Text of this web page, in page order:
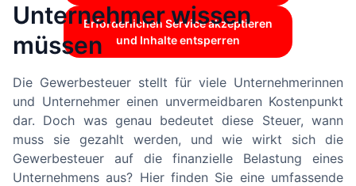
Erforderlichen Service akzeptieren
und Inhalte entsperren
Unternehmer wissen
müssen
Die Gewerbesteuer stellt für viele Unternehmerinnen
und Unternehmer einen unvermeidbaren Kostenpunkt
dar. Doch was genau bedeutet diese Steuer, wann
muss sie gezahlt werden, und wie wirkt sich die
Gewerbesteuer auf die finanzielle Belastung eines
Unternehmens aus? Hier finden Sie eine umfassende